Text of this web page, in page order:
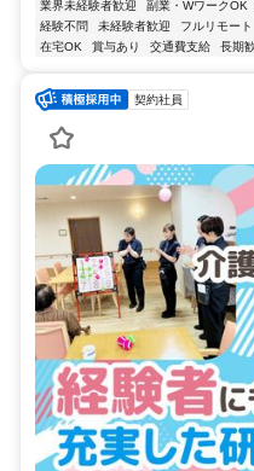
業界未経験者歓迎 副業・WワークOK
経験不問
未経験者歓迎 フルリモート
在宅OK
賞与あり 交通費支給 長期
契約社員